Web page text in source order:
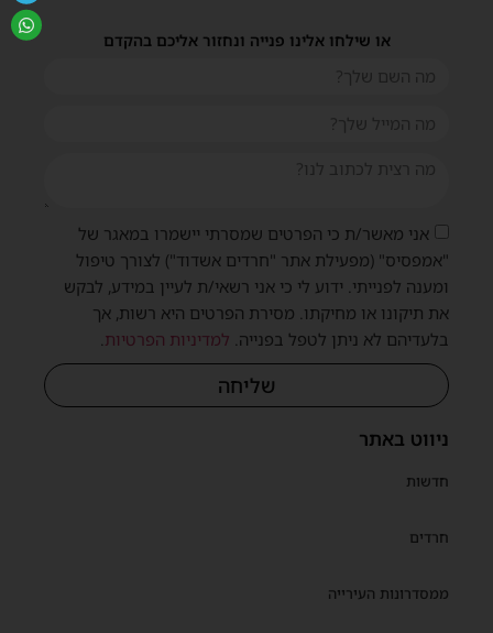
ניווט באתר
חדשות
חרדים
ממסדרונות העירייה
או שילחו אלינו פנייה ונחזור אליכם בהקדם
אני מאשר/ת כי הפרטים שמסרתי יישמרו במאגר של
"אמפסיס" (מפעילת אתר "חרדים אשדוד") לצורך טיפול
ומענה לפנייתי. ידוע לי כי אני רשאי/ת לעיין במידע, לבקש
את תיקונו או מחיקתו. מסירת הפרטים היא רשות, אך
בלעדיהם לא ניתן לטפל בפנייה. למדיניות הפרטיות.
שליחה